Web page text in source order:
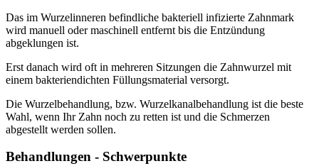
Das im Wurzelinneren befindliche bakteriell infizierte Zahnmark
wird manuell oder maschinell entfernt bis die Entzündung
abgeklungen ist.
Erst danach wird oft in mehreren Sitzungen die Zahnwurzel mit
einem bakteriendichten Füllungsmaterial versorgt.
Die Wurzelbehandlung, bzw. Wurzelkanalbehandlung ist die beste
Wahl, wenn Ihr Zahn noch zu retten ist und die Schmerzen
abgestellt werden sollen.
Behandlungen - Schwerpunkte